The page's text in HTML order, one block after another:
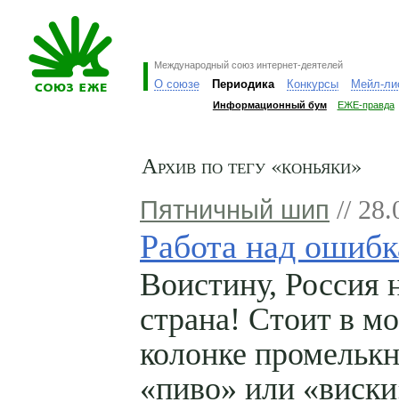
Международный союз интернет-деятелей
О союзе Периодика Конкурсы Мейл-
Информационный бум ЕЖЕ-правда
Архив по тегу «коньяки»
Пятничный шип //
Работа над
Воистину, Россия
страна! Стоит в
колонке
«пиво» или